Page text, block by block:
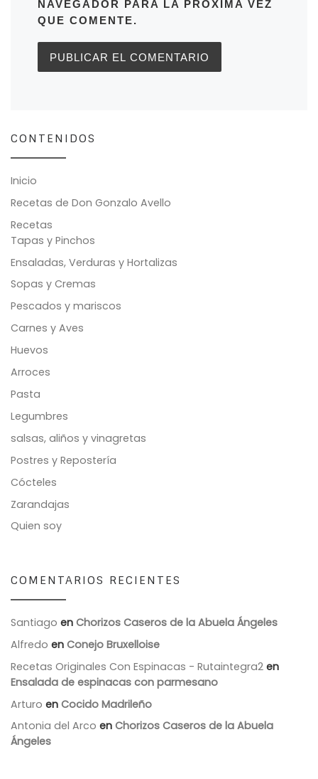
NAVEGADOR PARA LA PRÓXIMA VEZ
QUE COMENTE.
CONTENIDOS
Inicio
Recetas de Don Gonzalo Avello
Recetas
Tapas y Pinchos
Ensaladas, Verduras y Hortalizas
Sopas y Cremas
Pescados y mariscos
Carnes y Aves
Huevos
Arroces
Pasta
Legumbres
salsas, aliños y vinagretas
Postres y Repostería
Cócteles
Zarandajas
Quien soy
COMENTARIOS RECIENTES
Santiago en Chorizos Caseros de la Abuela Ángeles
Alfredo en Conejo Bruxelloise
Recetas Originales Con Espinacas - Rutaintegra2 en
Ensalada de espinacas con parmesano
Arturo en Cocido Madrileño
Antonia del Arco en Chorizos Caseros de la Abuela
Ángeles